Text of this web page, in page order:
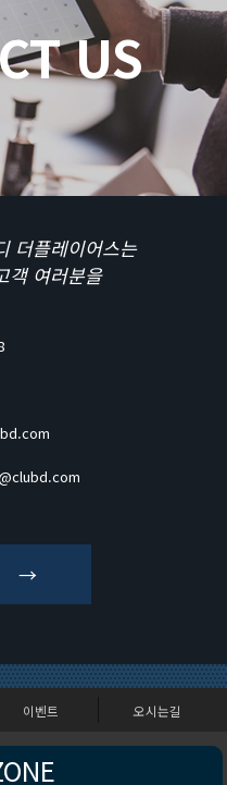
US
더플레이어스는
객 여러분을
→
이벤트 오시는길
Reserved.